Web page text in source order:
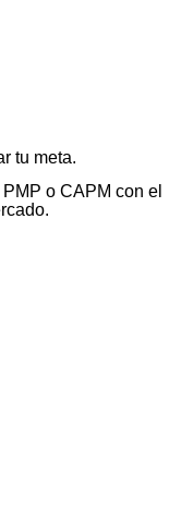
tu meta.
o CAPM con el